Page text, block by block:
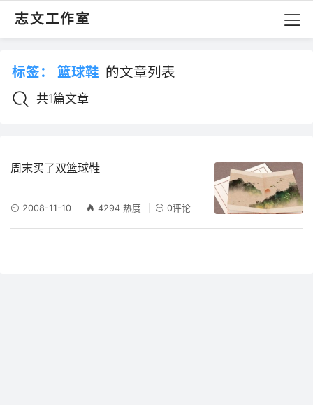
志文工作室
标签： 篮球鞋 的文章列表
共1篇文章
周末买了双篮球鞋
2008-11-10 4294 热度 0评论